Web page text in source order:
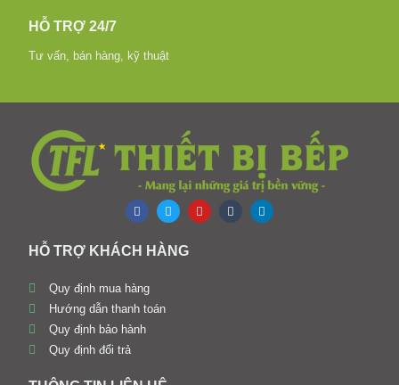
HỖ TRỢ 24/7
Tư vấn, bán hàng, kỹ thuật
HỖ TRỢ KHÁCH HÀNG
Quy định mua hàng
Hướng dẫn thanh toán
Quy định bảo hành
Quy định đổi trả